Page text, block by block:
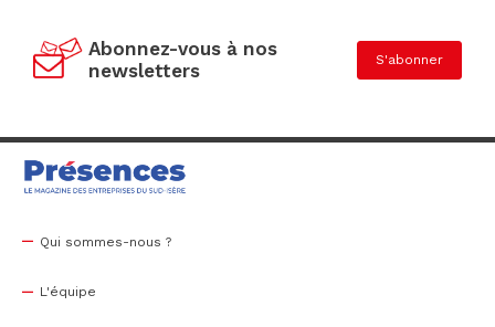
Abonnez-vous à nos
newsletters
S'abonner
Qui sommes-nous ?
L'équipe